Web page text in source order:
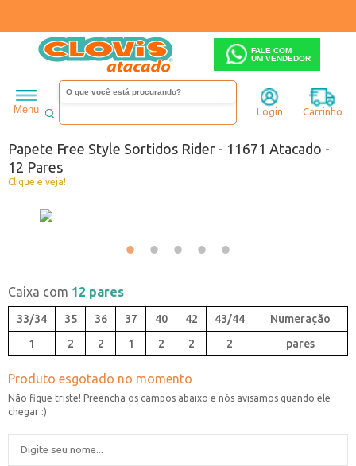
FALE COM
UM VENDEDOR
Menu Login Carrinho
Masculino Sandália
Papete Free Style Sortidos Rider - 11671 Atacado -
12 Pares
Clique e veja!
Caixa com 12 pares
33/34 35 36 37 40 42
43/44
1
2 2 1 2 2 2 pares